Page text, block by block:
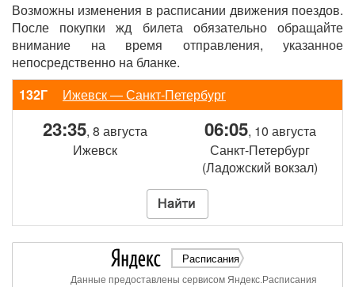
Возможны изменения в расписании движения поездов.
После покупки жд билета обязательно обращайте
внимание на время отправления, указанное
непосредственно на бланке.
132Г
Ижевск — Санкт-Петербург
23:35, 8 августа
Ижевск
06:05, 10 августа
Санкт-Петербург
(Ладожский вокзал)
Расписания
Данные предоставлены сервисом Яндекс.Расписания